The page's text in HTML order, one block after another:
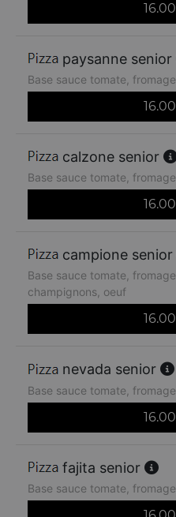
16.00
paysanne senior
Base sauce tomate,
16.00
calzone senior
Base sauce tomate,
16.00
campione senior
Base sauce tomate,
champignons, oeuf
16.00
nevada senior
Base sauce tomate,
16.00
fajita senior
Base sauce tomate,